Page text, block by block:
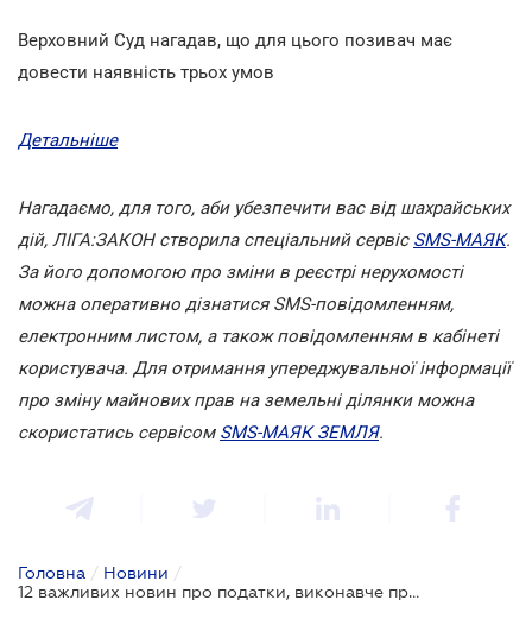
Верховний Суд нагадав, що для цього позивач має
довести наявність трьох умов
Детальніше
Нагадаємо, для того, аби убезпечити вас від шахрайських
дій, ЛІГА:ЗАКОН створила спеціальний сервіс SMS-МАЯК.
За його допомогою про зміни в реєстрі нерухомості
можна оперативно дізнатися SMS-повідомленням,
електронним листом, а також повідомленням в кабінеті
користувача. Для отримання упереджувальної інформації
про зміну майнових прав на земельні ділянки можна
скористатись сервісом SMS-МАЯК ЗЕМЛЯ.
Головна / Новини /
12 важливих новин про податки, виконавче провадження, банкрутство та захист бізнесу